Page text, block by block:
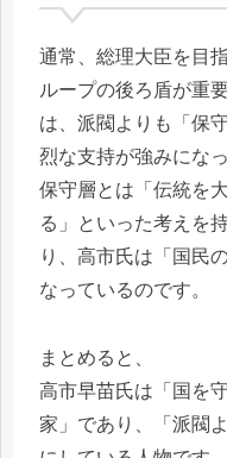
通常、総理大臣を目
ループの後ろ盾が重
は、派閥よりも「保
烈な支持が強みにな
保守層とは「伝統を
る」といった考えを
り、高市氏は「国民
なっているのです。
まとめると、
高市早苗氏は「国を
家」であり、「派閥